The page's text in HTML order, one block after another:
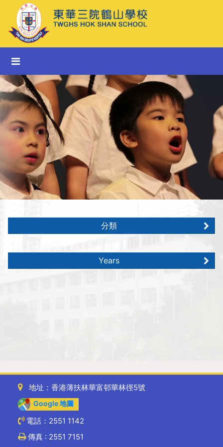
分類
Years
地址：香港薄扶林華富邨華林徑5號
Google 地圖
電話：2551 1142
傳真 : 2551 7151